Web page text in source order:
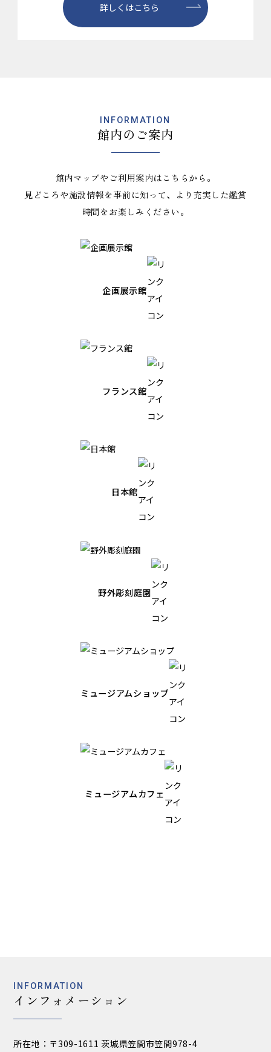
詳しくはこちら
INFORMATION
館内のご案内
館内マップやご利用案内はこちらから。
見どころや施設情報を事前に知って、より充実した鑑賞
時間をお楽しみください。
企画展示館
フランス館
日本館
野外彫刻庭園
ミュージアムショップ
ミュージアムカフェ
INFORMATION
インフォメーション
所在地：〒309-1611 茨城県笠間市笠間978-4